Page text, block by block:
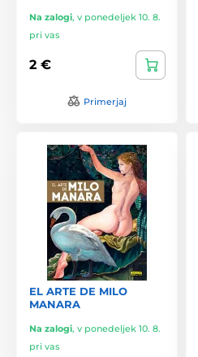
Na zalogi, v ponedeljek 10. 8.
pri vas
2 €
Primerjaj
EL ARTE DE MILO
MANARA
Na zalogi, v ponedeljek 10. 8.
pri vas